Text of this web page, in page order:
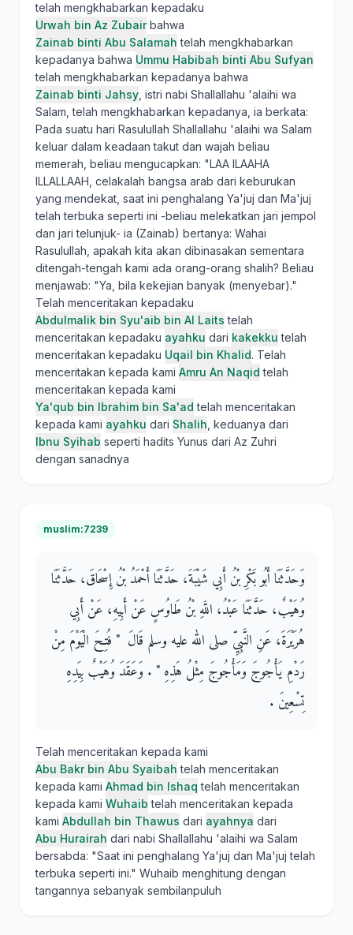
telah mengkhabarkan kepadaku
Urwah bin Az Zubairbahwa
Zainab binti Abu Salamah telah mengkhabarkan
kepadanya bahwa Ummu Habibah binti Abu Sufyan
telah mengkhabarkan kepadanya bahwa
Zainab binti Jahsy , istri nabi Shallallahu 'alaihi wa
Salam, telah mengkhabarkan kepadanya, ia berkata:
Pada suatu hari Rasulullah Shallallahu 'alaihi wa Salam
keluar dalam keadaan takut dan wajah beliau
memerah, beliau mengucapkan: "LAA ILAAHA
ILLALLAAH, celakalah bangsa arab dari keburukan
yang mendekat, saat ini penghalang Ya'juj dan Ma'juj
telah terbuka seperti ini -beliau melekatkan jari jempol
dan jari telunjuk- ia (Zainab) bertanya: Wahai
Rasulullah, apakah kita akan dibinasakan sementara
ditengah-tengah kami ada orang-orang shalih? Beliau
menjawab: "Ya, bila kekejian banyak (menyebar)."
Telah menceritakan kepadaku
Abdulmalik bin Syu'aib bin Al Laits telah
menceritakan kepadaku ayahku dari kakekku telah
menceritakan kepadaku Uqail bin Khalid. Telah
menceritakan kepada kami Amru An Naqid telah
menceritakan kepada kami
Ya'qub bin Ibrahim bin Sa'ad telah menceritakan
kepada kami ayahku dari Shalih , keduanya dari
Ibnu Syihab seperti hadits Yunus dari Az Zuhri
dengan sanadnya
muslim:7239
وَحَدَّثَنَا أَبُو بَكْرِ بْنُ أَبِي شَيْبَةَ، حَدَّثَنَا أَحْمَدُ بْنُ إِسْحَاقَ، حَدَّثَنَا
وُهَيْبٌ، حَدَّثَنَا عَبْدُ، اللَّهِ بْنُ طَاوُسٍ عَنْ أَبِيهِ، عَنْ أَبِي
هُرَيْرَةَ، عَنِ النَّبِيِّ صلى الله عليه وسلم قَالَ ‏ "‏ فُتِحَ الْيَوْمَ مِنْ
رَدْمِ يَأْجُوجَ وَمَأْجُوجَ مِثْلُ هَذِهِ ‏"‏ ‏.‏ وَعَقَدَ وُهَيْبٌ بِيَدِهِ
تِسْعِينَ ‏.‏
Telah menceritakan kepada kami
Abu Bakr bin Abu Syaibah telah menceritakan
kepada kami Ahmad bin Ishaq telah menceritakan
kepada kami Wuhaib telah menceritakan kepada
kami Abdullah bin Thawus dari ayahnya dari
Abu Hurairah dari nabi Shallallahu 'alaihi wa Salam
bersabda: "Saat ini penghalang Ya'juj dan Ma'juj telah
terbuka seperti ini." Wuhaib menghitung dengan
tangannya sebanyak sembilanpuluh